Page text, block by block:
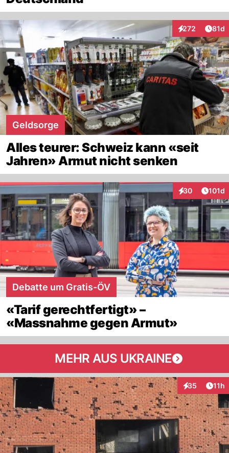
272
Interaktionen
81d
Geldsorge
Alles teurer: Schweiz kann «seit
Jahren» Armut nicht senken
30
Interaktionen
101d
Debatte um Gratis-ÖV
«Tarif gerechtfertigt» –
«Massnahme gegen Armut»
MEHR AUS UKRAINE
35
Interaktionen
11h